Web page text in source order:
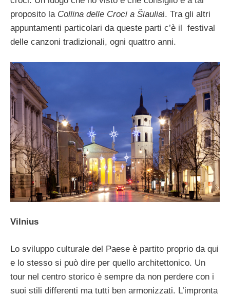
proposito la Collina delle Croci a Šiauliai. Tra gli altri
appuntamenti particolari da queste parti c’è il festival
delle canzoni tradizionali, ogni quattro anni.
Vilnius
Lo sviluppo culturale del Paese è partito proprio da qui
e lo stesso si può dire per quello architettonico. Un
tour nel centro storico è sempre da non perdere con i
suoi stili differenti ma tutti ben armonizzati. L’impronta